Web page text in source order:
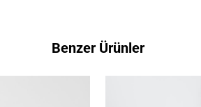
Benzer Ürünler